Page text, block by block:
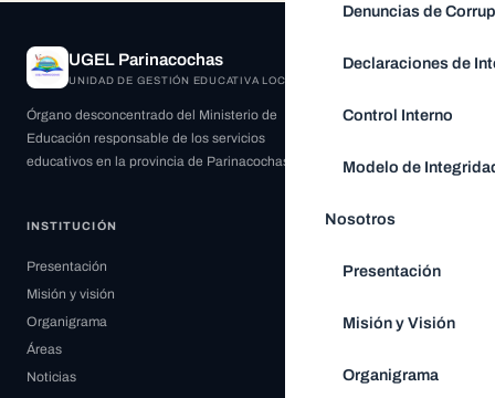
Denuncias de
Declaraciones de
Control Interno
Modelo de
Nosotros
Presentación
Misión y Visión
Organigrama
UGEL Parinacochas
UNIDAD DE GESTIÓN EDUCATIVA LOCAL
Órgano desconcentrado del Ministerio de
Educación responsable de los servicios
educativos en la provincia de Parinacochas.
INSTITUCIÓN
Presentación
Misión y visión
Organigrama
Áreas
Noticias